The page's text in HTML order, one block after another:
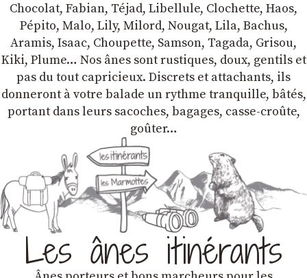
Chocolat, Fabian, Téjad, Libellule, Clochette, Haos,
Pépito, Malo, Lily, Milord, Nougat, Lila, Bachus,
Aramis, Isaac, Choupette, Samson, Tagada, Grisou,
Kiki, Plume… Nos ânes sont rustiques, doux, gentils et
pas du tout capricieux. Discrets et attachants, ils
donneront à votre balade un rythme tranquille, bâtés,
portant dans leurs sacoches, bagages, casse-croûte,
goûter…
Les ânes itinérants